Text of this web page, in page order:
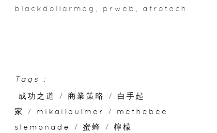
blackdollarmag, prweb, afrotech
Tags :
成功之道
/ 商業策略 /
白手起
家
/ mikailaulmer /
methebee
slemonade
/ 蜜蜂 /
檸檬